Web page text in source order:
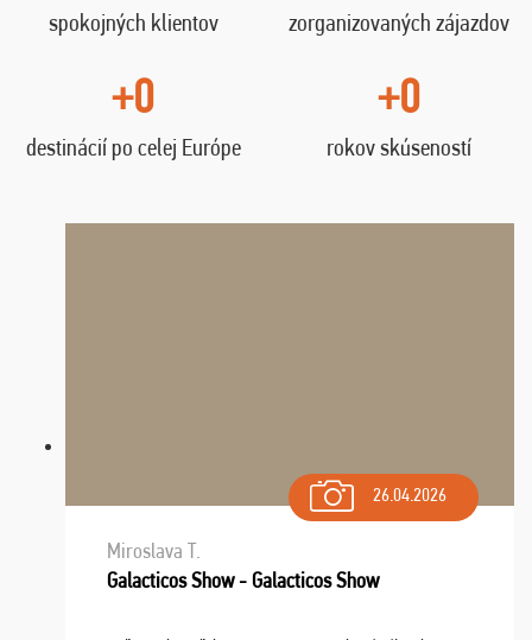
spokojných klientov zorganizovaných zájazdov
+0
destinácií po celej Európe
+0
rokov skúseností
26.04.2026
Miroslava T.
Galacticos Show - Galacticos Show